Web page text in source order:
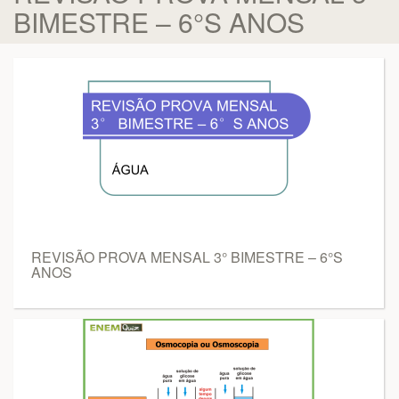
BIMESTRE – 6°S ANOS
REVISÃO PROVA MENSAL 3° BIMESTRE – 6°S
ANOS